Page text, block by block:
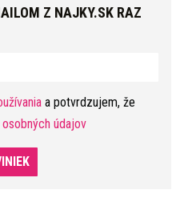
Z NAJKY.SK RAZ
a potvrdzujem, že
údajov